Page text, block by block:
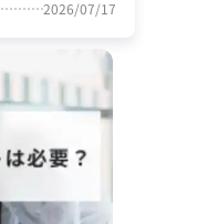
2026/07/17